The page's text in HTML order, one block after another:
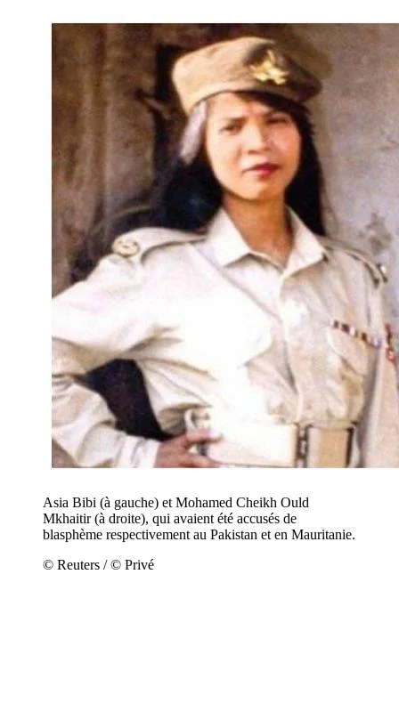
Asia Bibi (à gauche) et Mohamed Cheikh Ould
Mkhaitir (à droite), qui avaient été accusés de
blasphème respectivement au Pakistan et en Mauritanie.
© Reuters / © Privé